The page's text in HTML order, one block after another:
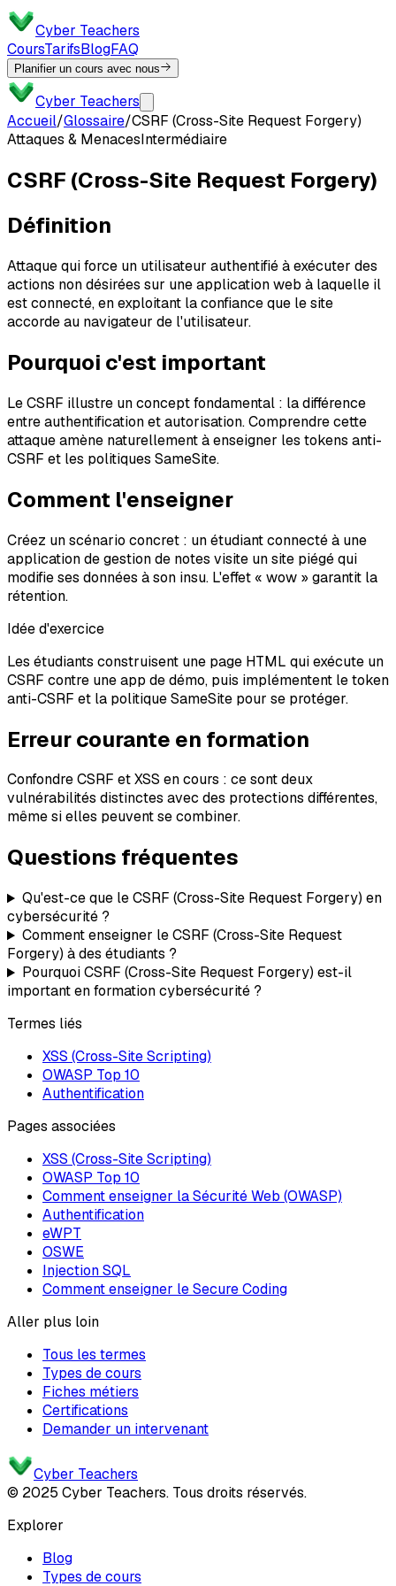
Cyber Teachers
CoursTarifsBlogFAQ
Planifier un cours avec nous
Cyber Teachers
Accueil/Glossaire/CSRF (Cross-Site Request Forgery)
Attaques & MenacesIntermédiaire
CSRF (Cross-Site Request Forgery)
Définition
Attaque qui force un utilisateur authentifié à exécuter des
actions non désirées sur une application web à laquelle il
est connecté, en exploitant la confiance que le site
accorde au navigateur de l'utilisateur.
Pourquoi c'est important
Le CSRF illustre un concept fondamental : la différence
entre authentification et autorisation. Comprendre cette
attaque amène naturellement à enseigner les tokens anti-
CSRF et les politiques SameSite.
Comment l'enseigner
Créez un scénario concret : un étudiant connecté à une
application de gestion de notes visite un site piégé qui
modifie ses données à son insu. L'effet « wow » garantit la
rétention.
Idée d'exercice
Les étudiants construisent une page HTML qui exécute un
CSRF contre une app de démo, puis implémentent le token
anti-CSRF et la politique SameSite pour se protéger.
Erreur courante en formation
Confondre CSRF et XSS en cours : ce sont deux
vulnérabilités distinctes avec des protections différentes,
même si elles peuvent se combiner.
Questions fréquentes
Qu'est-ce que le CSRF (Cross-Site Request Forgery) en
cybersécurité ?
Comment enseigner le CSRF (Cross-Site Request
Forgery) à des étudiants ?
Pourquoi CSRF (Cross-Site Request Forgery) est-il
important en formation cybersécurité ?
Termes liés
XSS (Cross-Site Scripting)
OWASP Top 10
Authentification
Pages associées
XSS (Cross-Site Scripting)
OWASP Top 10
Comment enseigner la Sécurité Web (OWASP)
Authentification
eWPT
OSWE
Injection SQL
Comment enseigner le Secure Coding
Aller plus loin
Tous les termes
Types de cours
Fiches métiers
Certifications
Demander un intervenant
Cyber Teachers
© 2025 Cyber Teachers. Tous droits réservés.
Explorer
Blog
Types de cours